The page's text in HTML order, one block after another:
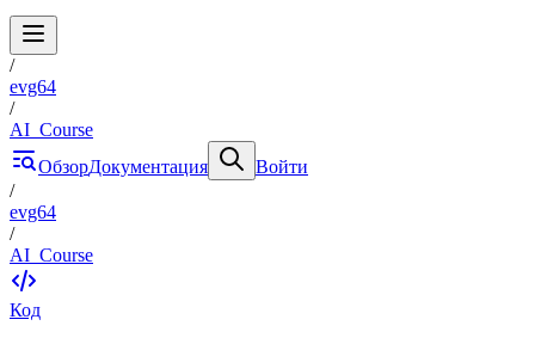
/
evg64
/
AI_Course
ОбзорДокументация
Войти
/
evg64
/
AI_Course
Код